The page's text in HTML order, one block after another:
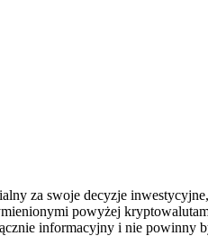
za swoje decyzje
powyżej
informacyjny i nie